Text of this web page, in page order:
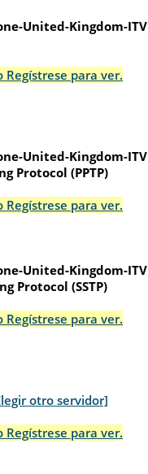
United-Kingdom-ITV
Regístrese para ver.
United-Kingdom-ITV
Protocol (PPTP)
Regístrese para ver.
United-Kingdom-ITV
Protocol (SSTP)
Regístrese para ver.
otro servidor]
Regístrese para ver.